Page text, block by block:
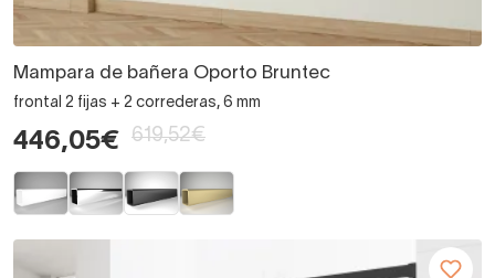
Mampara de bañera Oporto Bruntec
frontal 2 fijas + 2 correderas, 6 mm
446,05€ 619,52€